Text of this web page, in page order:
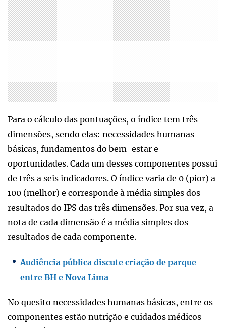
Para o cálculo das pontuações, o índice tem três
dimensões, sendo elas: necessidades humanas
básicas, fundamentos do bem-estar e
oportunidades. Cada um desses componentes possui
de três a seis indicadores. O índice varia de 0 (pior) a
100 (melhor) e corresponde à média simples dos
resultados do IPS das três dimensões. Por sua vez, a
nota de cada dimensão é a média simples dos
resultados de cada componente.
Audiência pública discute criação de parque
entre BH e Nova Lima
No quesito necessidades humanas básicas, entre os
componentes estão nutrição e cuidados médicos